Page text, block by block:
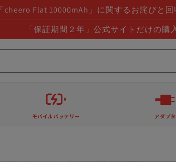
「cheero Flat 10000mAh」に関するお詫びと
「保証期間２年」公式サイトだけの購
モバイルバッテリー アダプタ